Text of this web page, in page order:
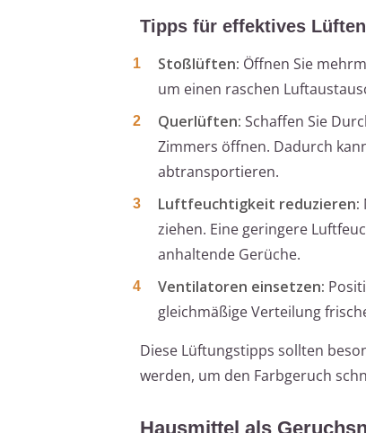
Tipps für effektives Lüften
Stoßlüften: Öffnen Sie
um einen raschen
Querlüften: Schaffen Sie
Zimmers öffnen. Dadurch
abtransportieren.
Luftfeuchtigkeit reduzieren:
ziehen. Eine geringere
anhaltende Gerüche.
Ventilatoren einsetzen:
gleichmäßige Verteilung
Diese Lüftungstipps sollten
werden, um den Farbgeruch
Hausmittel als